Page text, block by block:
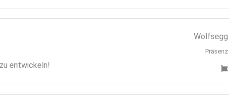
entwickeln!
Wolfsegg
Präsenz